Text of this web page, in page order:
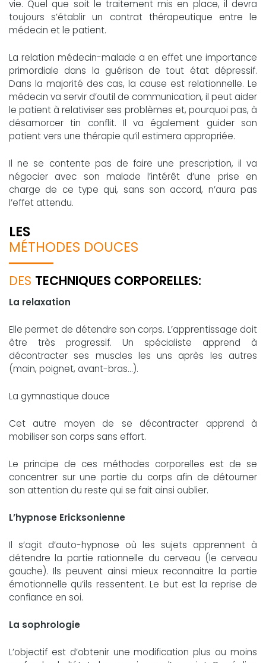
vie. Quel que soit le traitement mis en place, il devra
toujours s’établir un contrat thérapeutique entre le
médecin et le patient.
La relation médecin-malade a en effet une importance
primordiale dans la guérison de tout état dépressif.
Dans la majorité des cas, la cause est relationnelle. Le
médecin va servir d’outil de communication, il peut aider
le patient à relativiser ses problèmes et, pourquoi pas, à
désamorcer tin conflit. Il va également guider son
patient vers une thérapie qu’il estimera appropriée.
Il ne se contente pas de faire une prescription, il va
négocier avec son malade l’intérêt d’une prise en
charge de ce type qui, sans son accord, n’aura pas
l’effet attendu.
LES
MÉTHODES DOUCES
DES TECHNIQUES CORPORELLES:
La relaxation
Elle permet de détendre son corps. L’apprentissage doit
être très progressif. Un spécialiste apprend à
décontracter ses muscles les uns après les autres
(main, poignet, avant-bras...).
La gymnastique douce
Cet autre moyen de se décontracter apprend à
mobiliser son corps sans effort.
Le principe de ces méthodes corporelles est de se
concentrer sur une partie du corps afin de détourner
son attention du reste qui se fait ainsi oublier.
L’hypnose Ericksonienne
Il s’agit d’auto-hypnose où les sujets apprennent à
détendre la partie rationnelle du cerveau (le cerveau
gauche). Ils peuvent ainsi mieux reconnaitre la partie
émotionnelle qu’ils ressentent. Le but est la reprise de
confiance en soi.
La sophrologie
L’objectif est d’obtenir une modification plus ou moins